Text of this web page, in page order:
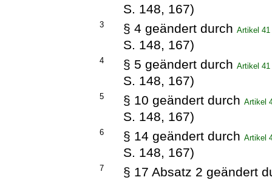
S. 148, 167)
3 § 4 geändert durch Artikel
S. 148, 167)
4 § 5 geändert durch Artikel
S. 148, 167)
5 § 10 geändert durch Artikel
S. 148, 167)
6 § 14 geändert durch Artikel
S. 148, 167)
7
§ 17 Absatz 2 geändert